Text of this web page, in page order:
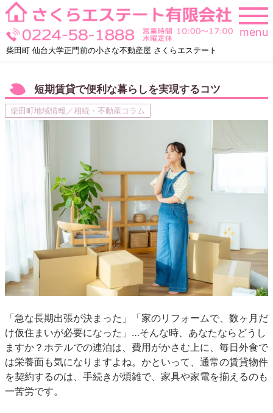
Skip
to
content
柴田町 仙台大学正門前の小さな不動産屋 さくらエステート
menu
短期賃貸で便利な暮らしを実現するコツ
柴田町地域情報／相続・不動産コラム
「急な長期出張が決まった」「家のリフォームで、数ヶ月だ
け仮住まいが必要になった」…そんな時、あなたならどうし
ますか？ホテルでの連泊は、費用がかさむ上に、毎日外食で
は栄養面も気になりますよね。かといって、通常の賃貸物件
を契約するのは、手続きが煩雑で、家具や家電を揃えるのも
一苦労です。